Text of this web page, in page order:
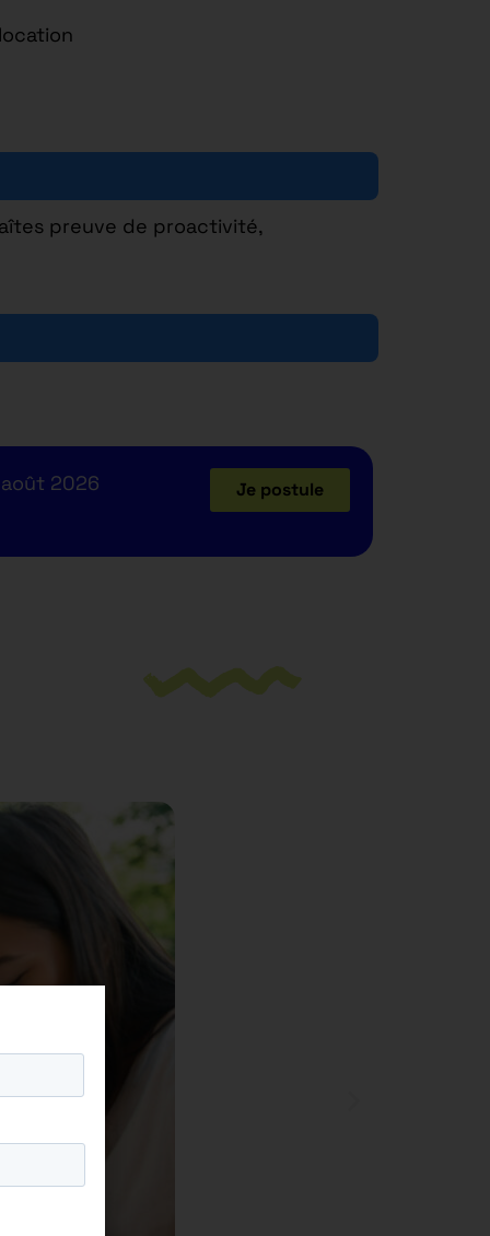
preuve de proactivité,
2026 Je postule